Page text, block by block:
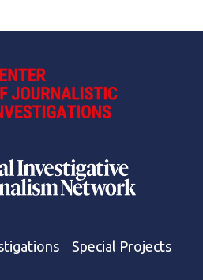
Special Projects